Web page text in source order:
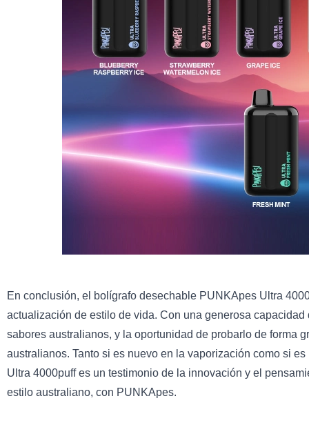
En conclusión, el bolígrafo desechable PUNKApes Ultra
actualización de estilo de vida. Con una generosa
sabores australianos, y la oportunidad de probarlo de forma
australianos. Tanto si es nuevo en la vaporización como si
Ultra 4000puff es un testimonio de la innovación y el
estilo australiano, con PUNKApes.